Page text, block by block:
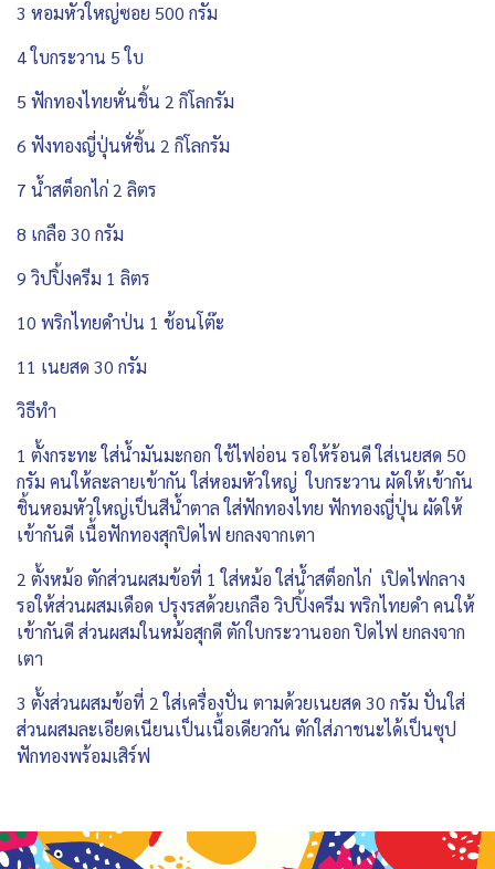
3 หอมหัวใหญ่ซอย 500 กรัม
4 ใบกระวาน 5 ใบ
5 ฟักทองไทยหั่นชิ้น 2 กิโลกรัม
6 ฟังทองญี่ปุ่นหั่ชิ้น 2 กิโลกรัม
7 น้ำสต็อกไก่ 2 ลิตร
8 เกลือ 30 กรัม
9 วิปปิ้งครีม 1 ลิตร
10 พริกไทยดำป่น 1 ช้อนโต๊ะ
11 เนยสด 30 กรัม
วิธีทำ
1 ตั้งกระทะ ใส่น้ำมันมะกอก ใช้ไฟอ่อน รอให้ร้อนดี ใส่เนยสด 50
กรัม คนให้ละลายเข้ากัน ใส่หอมหัวใหญ่ ใบกระวาน ผัดให้เข้ากัน
ชิ้นหอมหัวใหญ่เป็นสีน้ำตาล ใส่ฟักทองไทย ฟักทองญี่ปุ่น ผัดให้
เข้ากันดี เนื้อฟักทองสุกปิดไฟ ยกลงจากเตา
2 ตั้งหม้อ ตักส่วนผสมข้อที่ 1 ใส่หม้อ ใส่น้ำสต็อกไก่ เปิดไฟกลาง
รอให้ส่วนผสมเดือด ปรุงรสด้วยเกลือ วิปปิ้งครีม พริกไทยดำ คนให้
เข้ากันดี ส่วนผสมในหม้อสุกดี ตักใบกระวานออก ปิดไฟ ยกลงจาก
เตา
3 ตั้งส่วนผสมข้อที่ 2 ใส่เครื่องปั่น ตามด้วยเนยสด 30 กรัม ปั่นใส่
ส่วนผสมละเอียดเนียนเป็นเนื้อเดียวกัน ตักใส่ภาชนะได้เป็นซุป
ฟักทองพร้อมเสิร์ฟ